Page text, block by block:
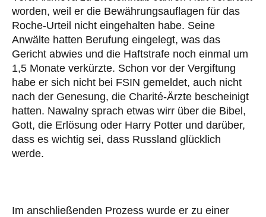
worden, weil er die Bewährungsauflagen für das
Roche-Urteil nicht eingehalten habe. Seine
Anwälte hatten Berufung eingelegt, was das
Gericht abwies und die Haftstrafe noch einmal um
1,5 Monate verkürzte. Schon vor der Vergiftung
habe er sich nicht bei FSIN gemeldet, auch nicht
nach der Genesung, die Charité-Ärzte bescheinigt
hatten. Nawalny sprach etwas wirr über die Bibel,
Gott, die Erlösung oder Harry Potter und darüber,
dass es wichtig sei, dass Russland glücklich
werde.
Im anschließenden Prozess wurde er zu einer